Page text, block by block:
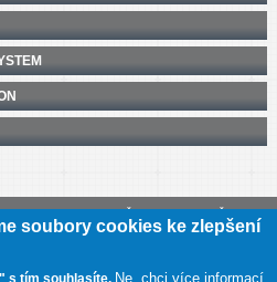
Prohlášení o přístupnosti
soubory cookies ke zlepšení
s tím souhlasíte. Ne, chci více informací